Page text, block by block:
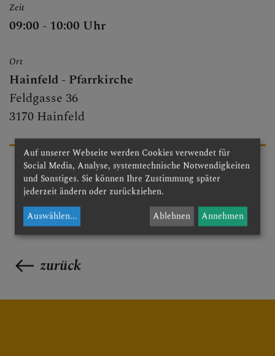
PFARRTEAM
FOTOGALERIE
GRUPPEN & RUNDEN
Zeit
09:00 - 10:00 Uhr
Ort
Hainfeld - Pfarrkirche
Feldgasse 36
3170 Hainfeld
zurück
Auf unserer Webseite werden Cookies verwendet für
Social Media, Analyse, systemtechnische Notwendigkeiten
und Sonstiges. Sie können Ihre Zustimmung später
jederzeit ändern oder zurückziehen.
Auswählen... Ablehnen Annehmen